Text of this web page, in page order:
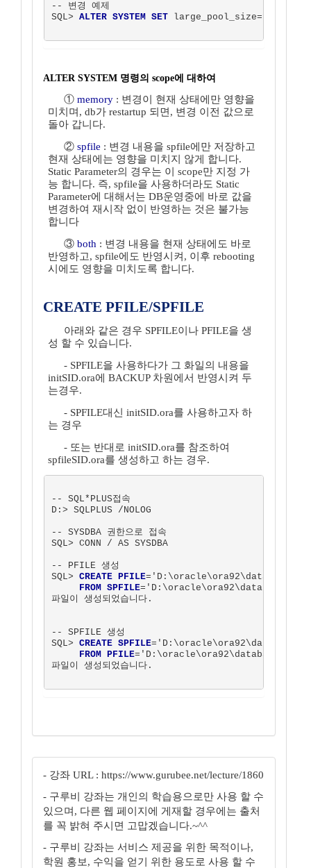
-- 변경 예제
SQL> ALTER SYSTEM SET large_pool_size=16M
ALTER SYSTEM 명령의 scope에 대하여
① memory : 변경이 현재 상태에만 영향을
미치며, db가 restartup 되면, 변경 이전 값으로
돌아 갑니다.
② spfile : 변경 내용을 spfile에만 저장하고
현재 상태에는 영향을 미치지 않게 합니다.
Static Parameter의 경우는 이 scope만 지정 가
능 합니다. 즉, spfile을 사용하더라도 Static
Parameter에 대해서는 DB운영중에 바로 값을
변경하여 재시작 없이 반영하는 것은 불가능
합니다
③ both : 변경 내용을 현재 상태에도 바로
반영하고, spfile에도 반영시켜, 이후 rebooting
시에도 영향을 미치도록 합니다.
CREATE PFILE/SPFILE
아래와 같은 경우 SPFILE이나 PFILE을 생
성 할 수 있습니다.
- SPFILE을 사용하다가 그 화일의 내용을
initSID.ora에 BACKUP 차원에서 반영시켜 두
는경우.
- SPFILE대신 initSID.ora를 사용하고자 하
는 경우
- 또는 반대로 initSID.ora를 참조하여
spfileSID.ora를 생성하고 하는 경우.
-- SQL*PLUS접속
D:> SQLPLUS /NOLOG
-- SYSDBA 권한으로 접속
SQL> CONN / AS SYSDBA
-- PFILE 생성
SQL> CREATE PFILE
FROM SPFILE
파일이 생성되었습니다.
-- SPFILE 생성
SQL> CREATE SPFILE
FROM PFILE
파일이 생성되었습니다.
- 강좌 URL : https://www.gurubee.net/lecture/1860
- 구루비 강좌는 개인의 학습용으로만 사용 할 수
있으며, 다른 웹 페이지에 게재할 경우에는 출처
를 꼭 밝혀 주시면 고맙겠습니다.~^^
- 구루비 강좌는 서비스 제공을 위한 목적이나,
학원 홍보, 수익을 얻기 위한 용도로 사용 할 수